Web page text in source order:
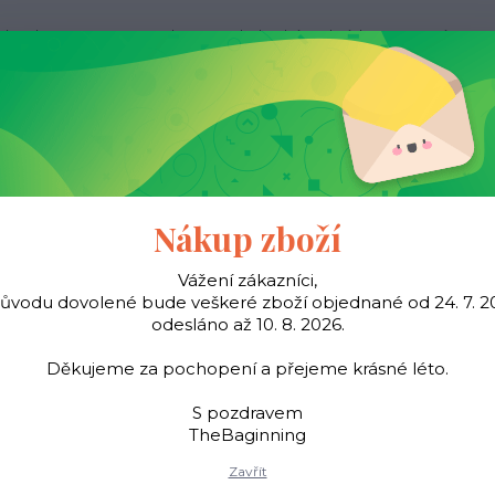
nakupovat Kontakty Obchodní podmínky Více
Hledat
Šátky Young TheBaginning
Úvod Pásky Dámské pásky Dámský kožený pásek minimal - Béžová
kožený pásek minimal -
Elegantní kožený
ruční práce, vyrobeno
Nákup zboží
Vážení zákazníci,
dovolené bude veškeré zboží objednané od 24. 7.
odesláno až 10. 8. 2026.
Děkujeme za pochopení a přejeme krásné léto.
S pozdravem
TheBaginning
Zavřít